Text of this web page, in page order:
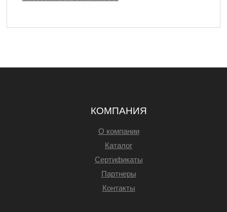
КОМПАНИЯ
О компании
Каталог
Сертификаты
Партнеры
Контакты